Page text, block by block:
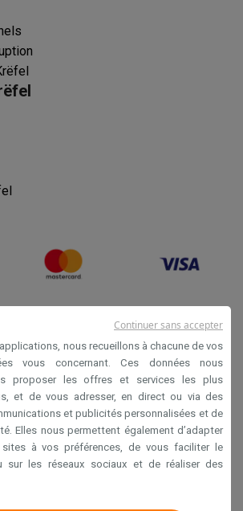
générales de vente
Privacy
Disclaimer
Cookies
nous recueillons à chacune de vos
vous concernant. Ces données nous
proposer les offres et services les plus
et de vous adresser, en direct ou via des
et publicités personnalisées et de
Elles nous permettent également d’adapter
à vos préférences, de vous faciliter le
sur les réseaux sociaux et de réaliser des
Continuer sans accepter